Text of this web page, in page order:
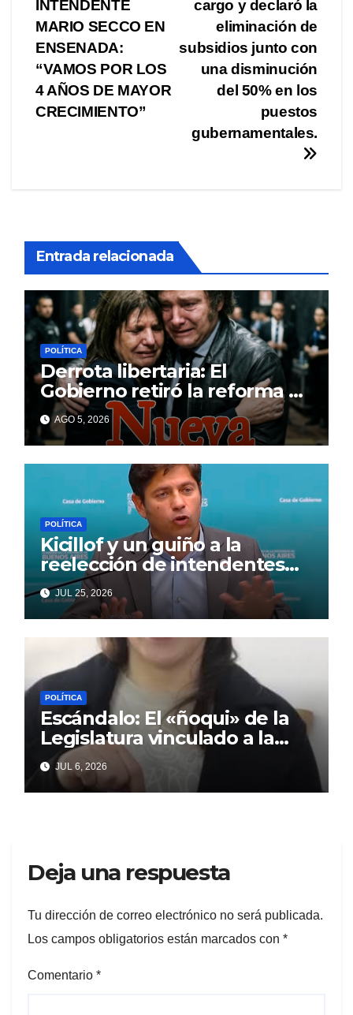
de
entradas
cargo y declaró la
eliminación de
subsidios junto con
una disminución
del 50% en los
puestos
gubernamentales.
INTENDENTE
MARIO SECCO EN
ENSENADA:
“VAMOS POR LOS
4 AÑOS DE MAYOR
CRECIMIENTO”
Entrada relacionada
POLÍTICA
Derrota libertaria: El
Gobierno retiró la reforma a
la Ley de Tierras en el
Senado
AGO 5, 2026
POLÍTICA
Kicillof y un guiño a la
reelección de intendentes
que Cagliardi espera ansioso
JUL 25, 2026
POLÍTICA
Escándalo: El «ñoqui» de la
Legislatura vinculado a la
concejal libertaria no quiere
soltar al «ESTADO»
JUL 6, 2026
Deja una respuesta
Tu dirección de correo electrónico no será publicada.
Los campos obligatorios están marcados con *
Comentario *